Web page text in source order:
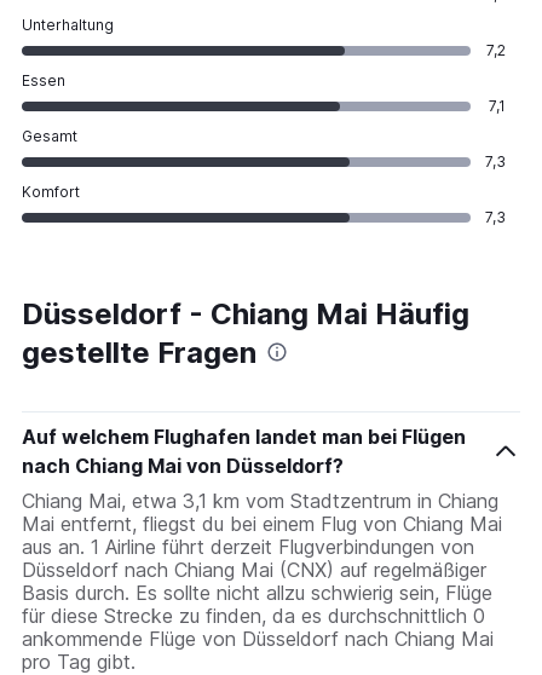
Unterhaltung
7,2
Essen
7,1
Gesamt
7,3
Komfort
7,3
Düsseldorf - Chiang Mai Häufig
gestellte Fragen
Auf welchem Flughafen landet man bei Flügen
nach Chiang Mai von Düsseldorf?
Chiang Mai, etwa 3,1 km vom Stadtzentrum in Chiang
Mai entfernt, fliegst du bei einem Flug von Chiang Mai
aus an. 1 Airline führt derzeit Flugverbindungen von
Düsseldorf nach Chiang Mai (CNX) auf regelmäßiger
Basis durch. Es sollte nicht allzu schwierig sein, Flüge
für diese Strecke zu finden, da es durchschnittlich 0
ankommende Flüge von Düsseldorf nach Chiang Mai
pro Tag gibt.